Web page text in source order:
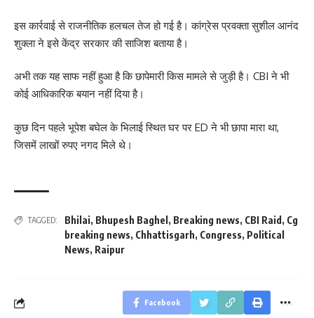
इस कार्रवाई से राजनीतिक हलचल तेज हो गई है। कांग्रेस प्रवक्ता सुशील आनंद
शुक्ला ने इसे केंद्र सरकार की साजिश बताया है।
अभी तक यह साफ नहीं हुआ है कि छापेमारी किस मामले से जुड़ी है। CBI ने भी
कोई आधिकारिक बयान नहीं दिया है।
कुछ दिन पहले भूपेश बघेल के भिलाई स्थित घर पर ED ने भी छापा मारा था,
जिसमें लाखों रुपए नगद मिले थे।
TAGGED: Bhilai, Bhupesh Baghel , Breaking news, CBI Raid , Cg
breaking news, Chhattisgarh, Congress, Political
News, Raipur
Facebook